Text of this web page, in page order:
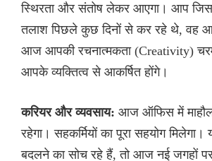
स्थिरता और संतोष लेकर आएगा। आप जिस
तलाश पिछले कुछ दिनों से कर रहे थे, वह
आज आपकी रचनात्मकता (Creativity)
आपके व्यक्तित्व से आकर्षित होंगे।
करियर और व्यवसाय: आज ऑफिस में
रहेगा। सहकर्मियों का पूरा सहयोग मिलेगा।
बदलने का सोच रहे हैं, तो आज नई जगहों